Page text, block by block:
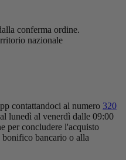
conferma ordine.
nazionale
contattandoci al numero 320
lunedì al venerdì dalle 09:00
per concludere l'acquisto
bancario o alla